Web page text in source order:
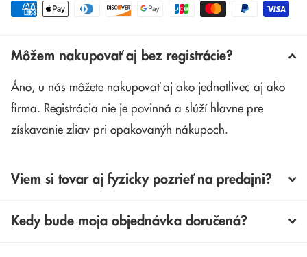
Môžem nakupovať aj bez registrácie?
Áno, u nás môžete nakupovať aj ako jednotlivec aj ako
firma. Registrácia nie je povinná a slúží hlavne pre
získavanie zliav pri opakovanýh nákupoch.
Viem si tovar aj fyzicky pozrieť na predajni?
Kedy bude moja objednávka doručená?